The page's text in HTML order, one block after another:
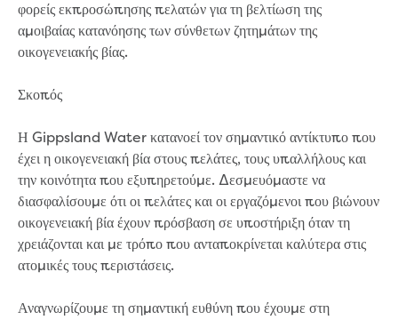
Water and waste
Household water and waste advice
Do you use water wisely?
Water restrictions
Apply for an exemption and Water
Use Plan
Schools Water Efficiency Program
Water saving activities for kids
Who does what in water
Overflow relief gully
φορείς εκπροσώπησης πελατών για τη βελτίωση της
αμοιβαίας κατανόησης των σύνθετων ζητημάτων της
οικογενειακής βίας.
Σκοπός
Η Gippsland Water κατανοεί τον σημαντικό αντίκτυπο που
έχει η οικογενειακή βία στους πελάτες, τους υπαλλήλους και
την κοινότητα που εξυπηρετούμε. Δεσμευόμαστε να
διασφαλίσουμε ότι οι πελάτες και οι εργαζόμενοι που βιώνουν
οικογενειακή βία έχουν πρόσβαση σε υποστήριξη όταν τη
χρειάζονται και με τρόπο που ανταποκρίνεται καλύτερα στις
ατομικές τους περιστάσεις.
Αναγνωρίζουμε τη σημαντική ευθύνη που έχουμε στη